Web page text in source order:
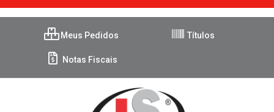
Meus Pedidos Títulos
Notas Fiscais